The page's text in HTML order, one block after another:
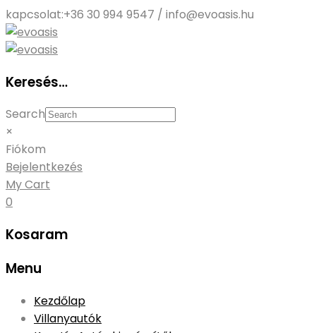
kapcsolat:+36 30 994 9547 / info@evoasis.hu
Keresés…
Search
×
Fiókom
Bejelentkezés
My Cart
0
Kosaram
Menu
Skip Kezdőlap
Villanyautók